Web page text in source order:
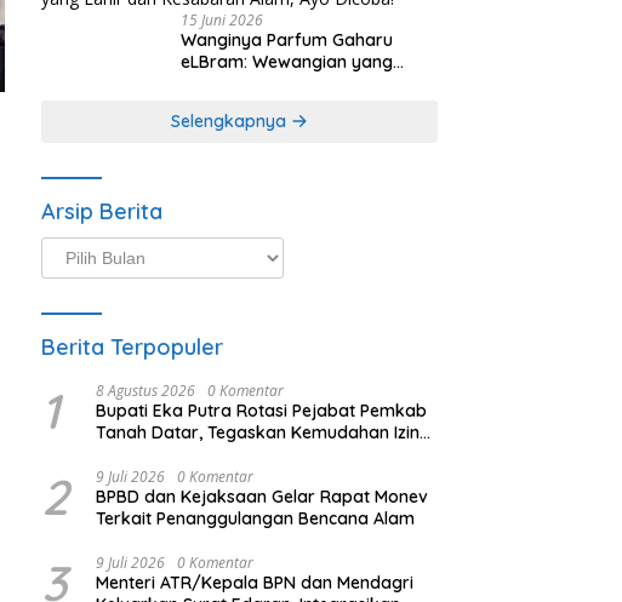
15 Juni 2026
Wanginya Parfum Gaharu
eLBram: Wewangian yang
Selengkapnya
Arsip Berita
Arsip
Berita
Berita Terpopuler
1 8 Agustus 2026 0 Komentar
Bupati Eka Putra Rotasi Pejabat Pemkab
Tanah Datar, Tegaskan Kemudahan Izin
2 9 Juli 2026 0 Komentar
BPBD dan Kejaksaan Gelar Rapat Monev
Terkait Penanggulangan Bencana Alam
3 9 Juli 2026 0 Komentar
Menteri ATR/Kepala BPN dan Mendagri